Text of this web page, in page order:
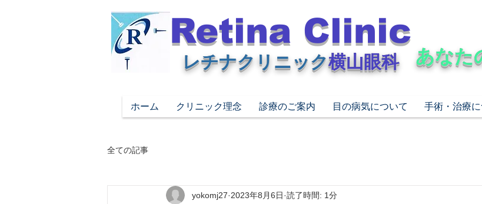
Retina Clinic
レチナクリニック横山眼科 あなた
ホーム クリニック理念 診療のご案内 目の病気について 手術・治療
全ての記事
yokomj27 2023年8月6日 読了時間: 1分